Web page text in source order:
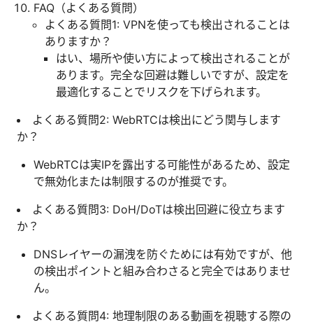
FAQ（よくある質問）
よくある質問1: VPNを使っても検出されることは
ありますか？
はい、場所や使い方によって検出されることが
あります。完全な回避は難しいですが、設定を
最適化することでリスクを下げられます。
よくある質問2: WebRTCは検出にどう関与します
か？
WebRTCは実IPを露出する可能性があるため、設定
で無効化または制限するのが推奨です。
よくある質問3: DoH/DoTは検出回避に役立ちます
か？
DNSレイヤーの漏洩を防ぐためには有効ですが、他
の検出ポイントと組み合わさると完全ではありませ
ん。
よくある質問4: 地理制限のある動画を視聴する際の